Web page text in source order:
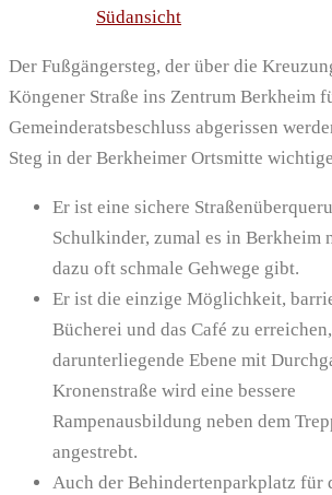
Südansicht
Der Fußgängersteg, der über die
Köngener Straße ins Zentrum Berkheim
Gemeinderatsbeschluss abgerissen
Steg in der Berkheimer Ortsmitte
Er ist eine sichere
Schulkinder, zumal es in Berkheim
dazu oft schmale Gehwege gibt.
Er ist die einzige Möglichkeit,
Bücherei und das Café zu
darunterliegende Ebene mit
Kronenstraße wird eine bessere
Rampenausbildung neben dem
angestrebt.
Auch der Behindertenparkplatz für